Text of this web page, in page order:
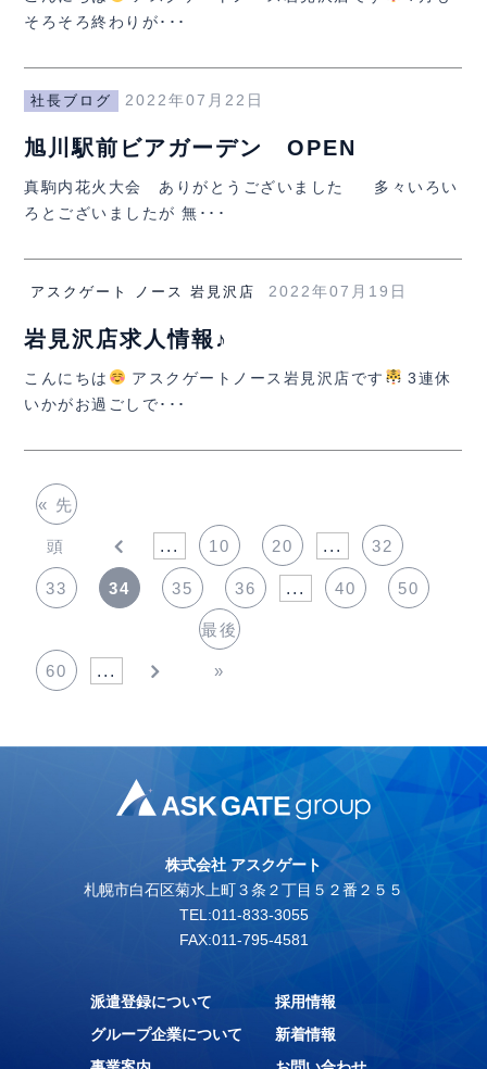
そろそろ終わりが･･･
社長ブログ 2022年07月22日
旭川駅前ビアガーデン OPEN
真駒内花火大会 ありがとうございました 多々いろい
ろとございましたが 無･･･
アスクゲート ノース 岩見沢店 2022年07月19日
岩見沢店求人情報♪
こんにちは アスクゲートノース岩見沢店です
3連休
いかがお過ごしで･･･
« 先
頭 ... 10 20 ... 32
33 34 35 36 ... 40 50
60 ...
最後
»
株式会社 アスクゲート
札幌市白石区菊水上町３条２丁目５２番２５５
TEL:011-833-3055
FAX:011-795-4581
派遣登録について
グループ企業について
採用情報
新着情報